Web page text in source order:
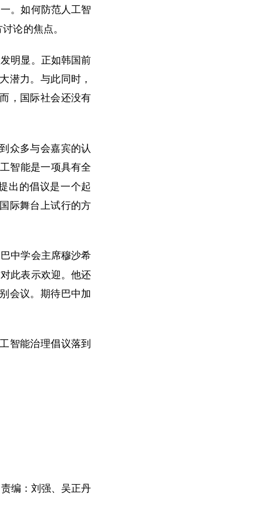
。如何防范人工智
论的焦点。
明显。正如韩国前
潜力。与此同时，
，国际社会还没有
众多与会嘉宾的认
智能是一项具有全
出的倡议是一个起
际舞台上试行的方
中学会主席穆沙希
此表示欢迎。他还
会议。期待巴中加
智能治理倡议落到
责编：刘强、吴正丹